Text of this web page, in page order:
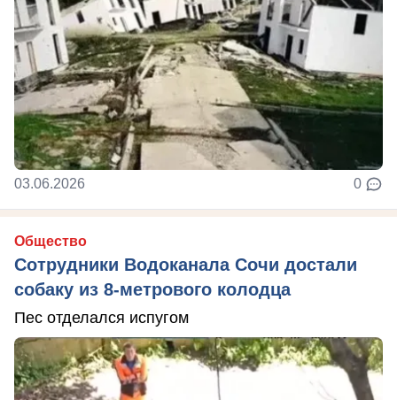
03.06.2026 0
Общество
Сотрудники Водоканала Сочи достали
собаку из 8-метрового колодца
Пес отделался испугом